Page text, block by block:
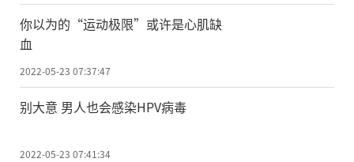
你以为的“运动极限”或许是心肌缺
血
2022-05-23 07:37:47
别大意 男人也会感染HPV病毒
2022-05-23 07:41:34